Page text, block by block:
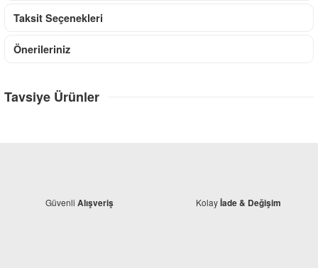
Taksit Seçenekleri
Önerileriniz
Tavsiye Ürünler
Güvenli Alışveriş Kolayİade & Değişim